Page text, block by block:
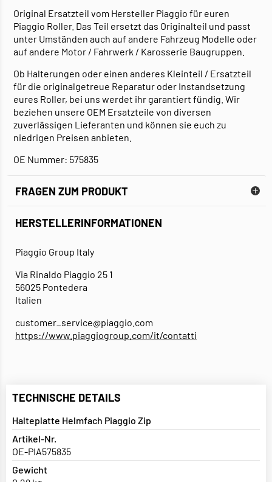
Original Ersatzteil vom Hersteller Piaggio für euren
Piaggio Roller. Das Teil ersetzt das Originalteil und passt
unter Umständen auch auf andere Fahrzeug Modelle oder
auf andere Motor / Fahrwerk / Karosserie Baugruppen.
Ob Halterungen oder einen anderes Kleinteil / Ersatzteil
für die originalgetreue Reparatur oder Instandsetzung
eures Roller, bei uns werdet ihr garantiert fündig. Wir
beziehen unsere OEM Ersatzteile von diversen
zuverlässigen Lieferanten und können sie euch zu
niedrigen Preisen anbieten.
OE Nummer: 575835
FRAGEN ZUM PRODUKT
HERSTELLERINFORMATIONEN
Piaggio Group Italy
Via Rinaldo Piaggio 25 1
56025 Pontedera
Italien
customer_service@piaggio.com
https://www.piaggiogroup.com/it/contatti
TECHNISCHE DETAILS
Halteplatte Helmfach Piaggio Zip
Artikel-Nr.
OE-PIA575835
Gewicht